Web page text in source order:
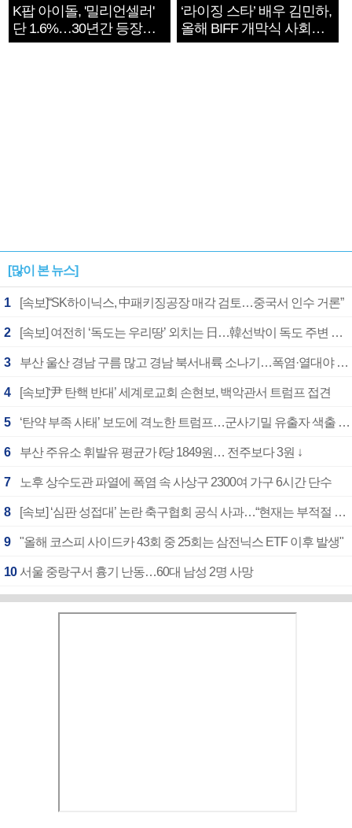
K팝 아이돌, '밀리언셀러'
단 1.6%…30년간 등장
1182개팀 전수조사
‘라이징 스타’ 배우 김민하,
올해 BIFF 개막식 사회자
확정
[많이 본 뉴스]
1 [속보]“SK하이닉스, 中패키징공장 매각 검토…중국서 인수 거론”
2 [속보] 여전히 ‘독도는 우리땅’ 외치는 日…韓선박이 독도 주변 해양조사 활동하자 반발
3 부산 울산 경남 구름 많고 경남 북서내륙 소나기…폭염·열대야 계속
4 [속보]‘尹 탄핵 반대’ 세계로교회 손현보, 백악관서 트럼프 접견
5 ‘탄약 부족 사태’ 보도에 격노한 트럼프…군사기밀 유출자 색출 지시
6 부산 주유소 휘발유 평균가 ℓ당 1849원… 전주보다 3원 ↓
7 노후 상수도관 파열에 폭염 속 사상구 2300여 가구 6시간 단수
8 [속보] ‘심판 성접대’ 논란 축구협회 공식 사과…“현재는 부적절 행위 없어”
9 "올해 코스피 사이드카 43회 중 25회는 삼전닉스 ETF 이후 발생"
10 서울 중랑구서 흉기 난동…60대 남성 2명 사망